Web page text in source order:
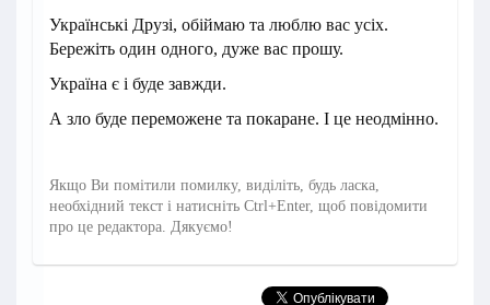
Українські Друзі, обіймаю та люблю вас усіх.
Бережіть один одного, дуже вас прошу.
Україна є і буде завжди.
А зло буде переможене та покаране. І це неодмінно.
Якщо Ви помітили помилку, виділіть, будь ласка,
необхідний текст і натисніть Ctrl+Enter, щоб повідомити
про це редактора. Дякуємо!